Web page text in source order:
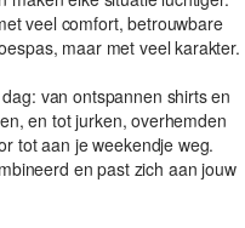
veel comfort, betrouwbare
maar met veel karakter.
van ontspannen shirts en
en tot jurken, overhemden
tot aan je weekendje weg.
en past zich aan jouw